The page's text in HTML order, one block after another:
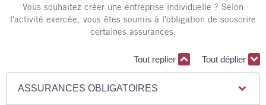
Vous souhaitez créer une entreprise individuelle ? Selon
l'activité exercée, vous êtes soumis à l'obligation de souscrire
certaines assurances.
Tout replier Tout déplier
ASSURANCES OBLIGATOIRES